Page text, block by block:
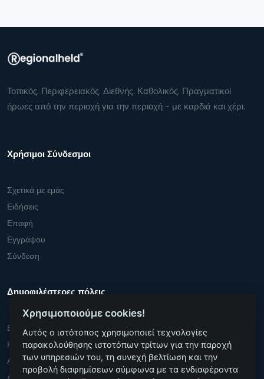
Τοπικός. Περιφερειακός. Διεθνής. Καθολικός. Πραγματικοί
ήρωες από την περιοχή για την περιοχή - με καρδιά και χέρι.
Χρήσιμοι Σύνδεσμοι
Σχετικά με εμάς
Ειδήσεις
Επαφή
Εγγράψου
Σύνδεση
Δημοφιλέστερες πόλεις
Βερολίνο
Κολόνια
Αννόβερο
Χρησιμοποιούμε cookies!
Αυτός ο ιστότοπος χρησιμοποιεί τεχνολογίες
παρακολούθησης ιστοτόπων τρίτων για την παροχή
των υπηρεσιών του, τη συνεχή βελτίωση και την
προβολή διαφημίσεων σύμφωνα με τα ενδιαφέροντα